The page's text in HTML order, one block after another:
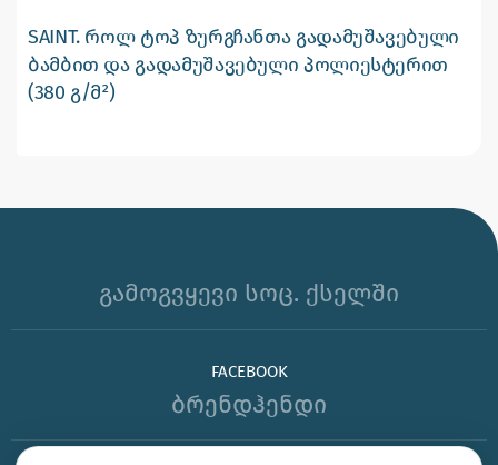
SAINT. როლ ტოპ ზურგჩანთა გადამუშავებული
ბამბით და გადამუშავებული პოლიესტერით
(380 გ/მ²)
გამოგვყევი სოც. ქსელში
FACEBOOK
ბრენდჰენდი